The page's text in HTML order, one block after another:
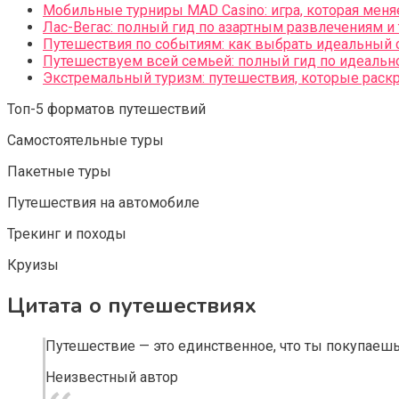
Мобильные турниры MAD Casino: игра, которая
Лас-Вегас: полный гид по азартным развлечениям
Путешествия по событиям: как выбрать
Путешествуем всей семьей: полный гид по
Экстремальный туризм: путешествия, которые
Топ-5 форматов путешествий
Самостоятельные туры
Пакетные туры
Путешествия на автомобиле
Трекинг и походы
Круизы
Цитата о путешествиях
Путешествие — это единственное, что ты
Неизвестный автор